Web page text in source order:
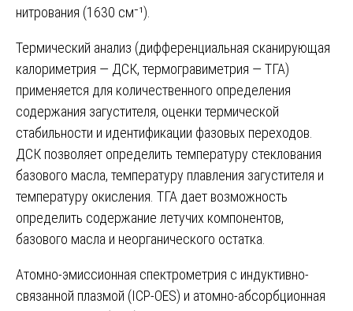
нитрования (1630 см⁻¹).
Термический анализ (дифференциальная сканирующая
калориметрия — ДСК, термогравиметрия — ТГА)
применяется для количественного определения
содержания загустителя, оценки термической
стабильности и идентификации фазовых переходов.
ДСК позволяет определить температуру стеклования
базового масла, температуру плавления загустителя и
температуру окисления. ТГА дает возможность
определить содержание летучих компонентов,
базового масла и неорганического остатка.
Атомно-эмиссионная спектрометрия с индуктивно-
связанной плазмой (ICP-OES) и атомно-абсорбционная